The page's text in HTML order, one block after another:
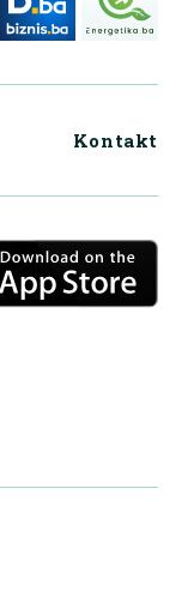
Kontakt